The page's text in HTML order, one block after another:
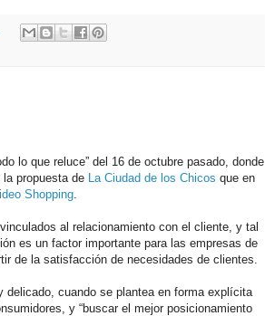
lo que reluce” del 16 de octubre pasado, donde
propuesta de La Ciudad de los Chicos que en
Shopping
al relacionamiento con el cliente, y tal
es un factor importante para las empresas de
de la satisfacción de necesidades de clientes.
delicado, cuando se plantea en forma explícita
y “buscar el mejor posicionamiento